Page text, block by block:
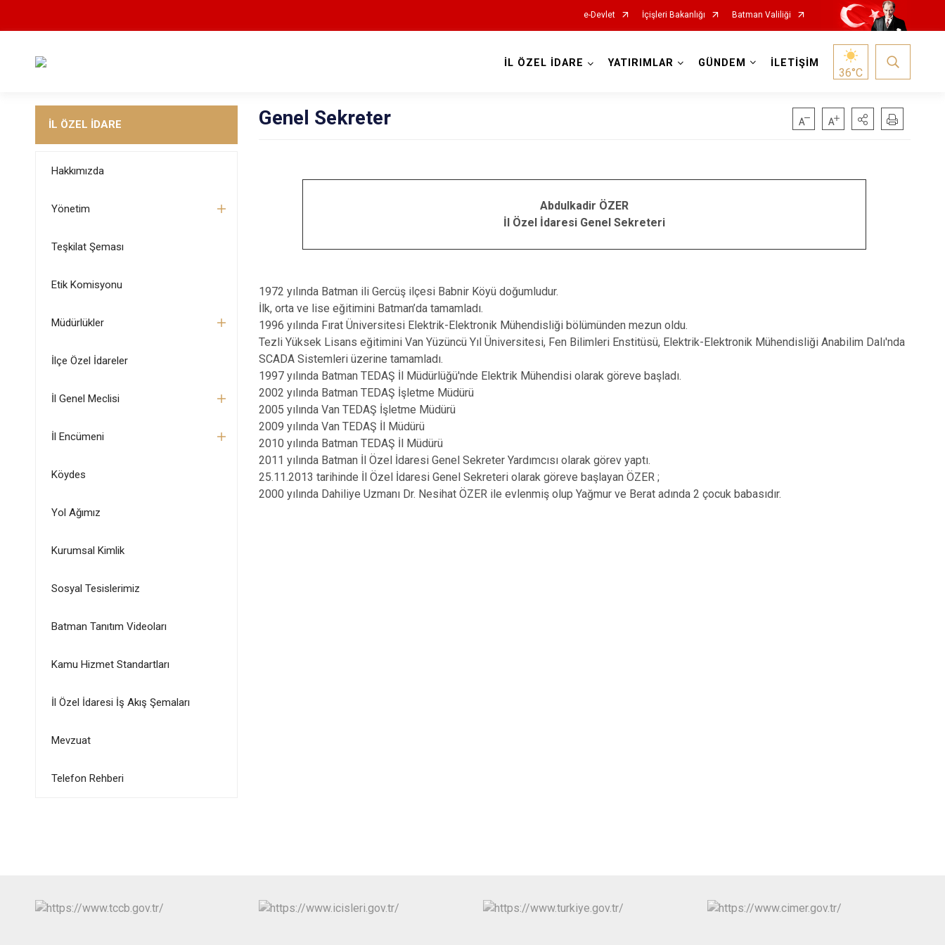
e-Devlet İçişleri Bakanlığı Batman Valiliği
İL ÖZEL İDARE YATIRIMLAR GÜNDEM İLETİŞİM
36°C
İL ÖZEL İDARE
Hakkımızda
Yönetim
Teşkilat Şeması
Etik Komisyonu
Müdürlükler
İlçe Özel İdareler
İl Genel Meclisi
İl Encümeni
Köydes
Yol Ağımız
Kurumsal Kimlik
Sosyal Tesislerimiz
Batman Tanıtım Videoları
Kamu Hizmet Standartları
İl Özel İdaresi İş Akış Şemaları
Mevzuat
Telefon Rehberi
Genel Sekreter
Abdulkadir ÖZER
İl Özel İdaresi Genel Sekreteri
1972 yılında Batman ili Gercüş ilçesi Babnir Köyü doğumludur.
İlk, orta ve lise eğitimini Batman’da tamamladı.
1996 yılında Fırat Üniversitesi Elektrik-Elektronik Mühendisliği bölümünden mezun oldu.
Tezli Yüksek Lisans eğitimini Van Yüzüncü Yıl Üniversitesi, Fen Bilimleri Enstitüsü, Elektrik-Elektronik Mühendisliği Anabilim Dalı'nda
SCADA Sistemleri üzerine tamamladı.
1997 yılında Batman TEDAŞ İl Müdürlüğü'nde Elektrik Mühendisi olarak göreve başladı.
2002 yılında Batman TEDAŞ İşletme Müdürü
2005 yılında Van TEDAŞ İşletme Müdürü
2009 yılında Van TEDAŞ İl Müdürü
2010 yılında Batman TEDAŞ İl Müdürü
2011 yılında Batman İl Özel İdaresi Genel Sekreter Yardımcısı olarak görev yaptı.
25.11.2013 tarihinde İl Özel İdaresi Genel Sekreteri olarak göreve başlayan ÖZER ;
2000 yılında Dahiliye Uzmanı Dr. Nesihat ÖZER ile evlenmiş olup Yağmur ve Berat adında 2 çocuk babasıdır.